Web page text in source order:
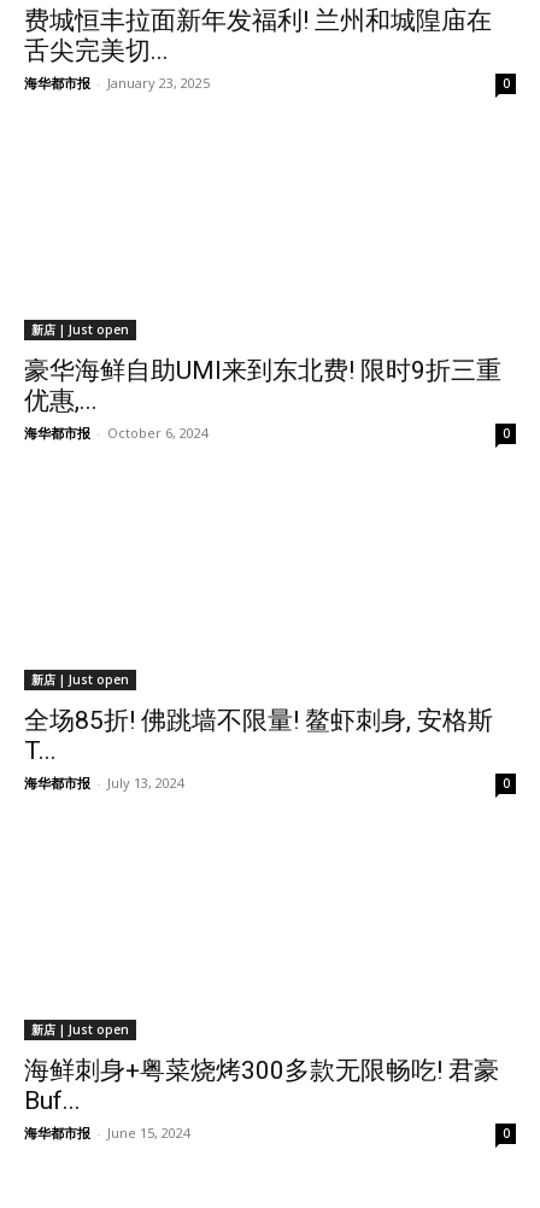
费城恒丰拉面新年发福利! 兰州和城隍庙在
舌尖完美切...
海华都市报 - January 23, 2025 0
新店 | Just open
豪华海鲜自助UMI来到东北费! 限时9折三重
优惠,...
海华都市报 - October 6, 2024 0
新店 | Just open
全场85折! 佛跳墙不限量! 鳌虾刺身, 安格斯
T...
海华都市报 - July 13, 2024 0
新店 | Just open
海鲜刺身+粤菜烧烤300多款无限畅吃! 君豪
Buf...
海华都市报 - June 15, 2024 0